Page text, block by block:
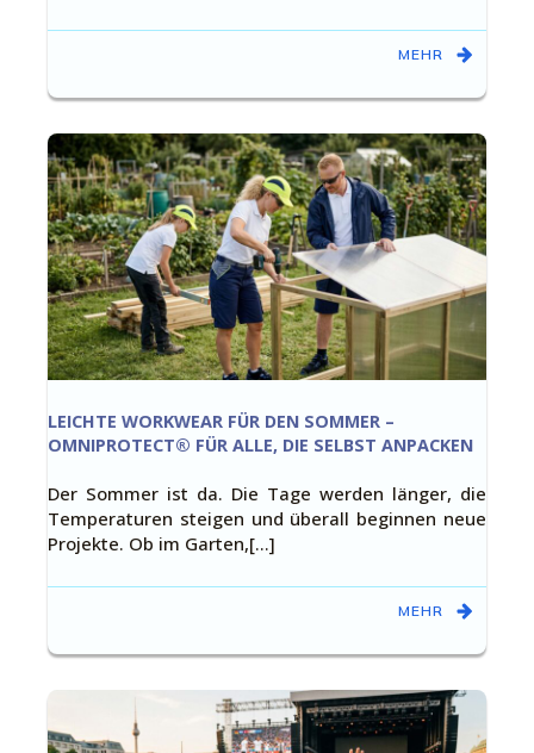
MEHR
LEICHTE WORKWEAR FÜR DEN SOMMER –
OMNIPROTECT® FÜR ALLE, DIE SELBST ANPACKEN
Der Sommer ist da. Die Tage werden länger, die
Temperaturen steigen und überall beginnen neue
Projekte. Ob im Garten,[…]
MEHR